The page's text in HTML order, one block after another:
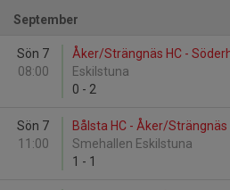
September
Sön 7
08:00
Åker/Strängnäs HC -
Eskilstuna
0 - 2
Sön 7
11:00
Bålsta HC - Åker/Strängnäs
Smehallen Eskilstuna
1 - 1